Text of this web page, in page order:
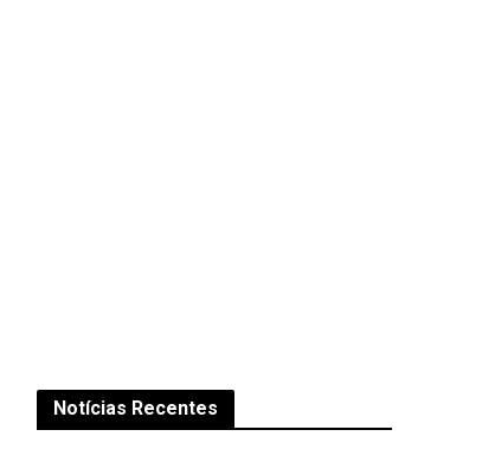
Notícias Recentes